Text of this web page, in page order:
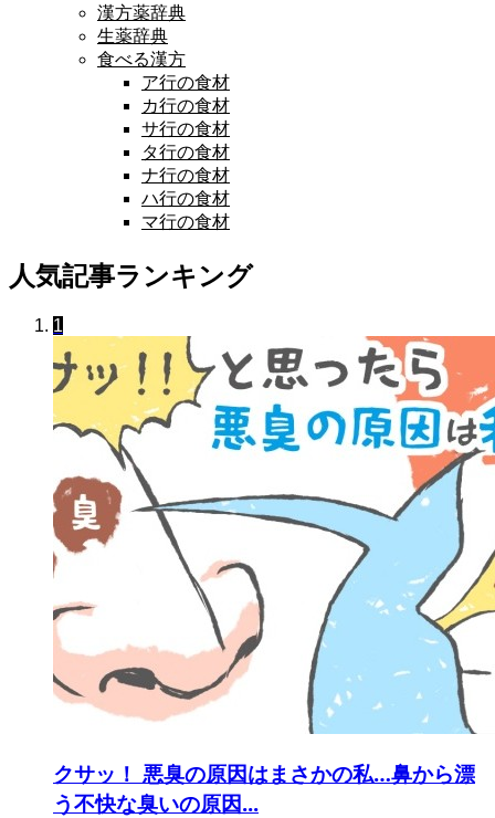
漢方薬辞典
生薬辞典
食べる漢方
ア行の食材
カ行の食材
サ行の食材
タ行の食材
ナ行の食材
ハ行の食材
マ行の食材
人気記事ランキング
1
クサッ！ 悪臭の原因はまさかの私…鼻から漂
う不快な臭いの原因...